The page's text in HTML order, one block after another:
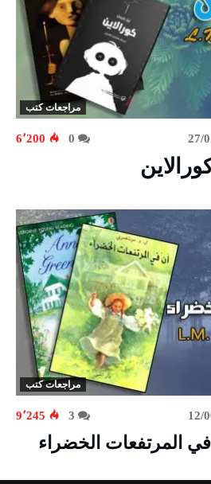
مراجعات كتب
27/ 6٬200
مراجعات كتب
12/ 9٬245
المرتفعات الخضراء